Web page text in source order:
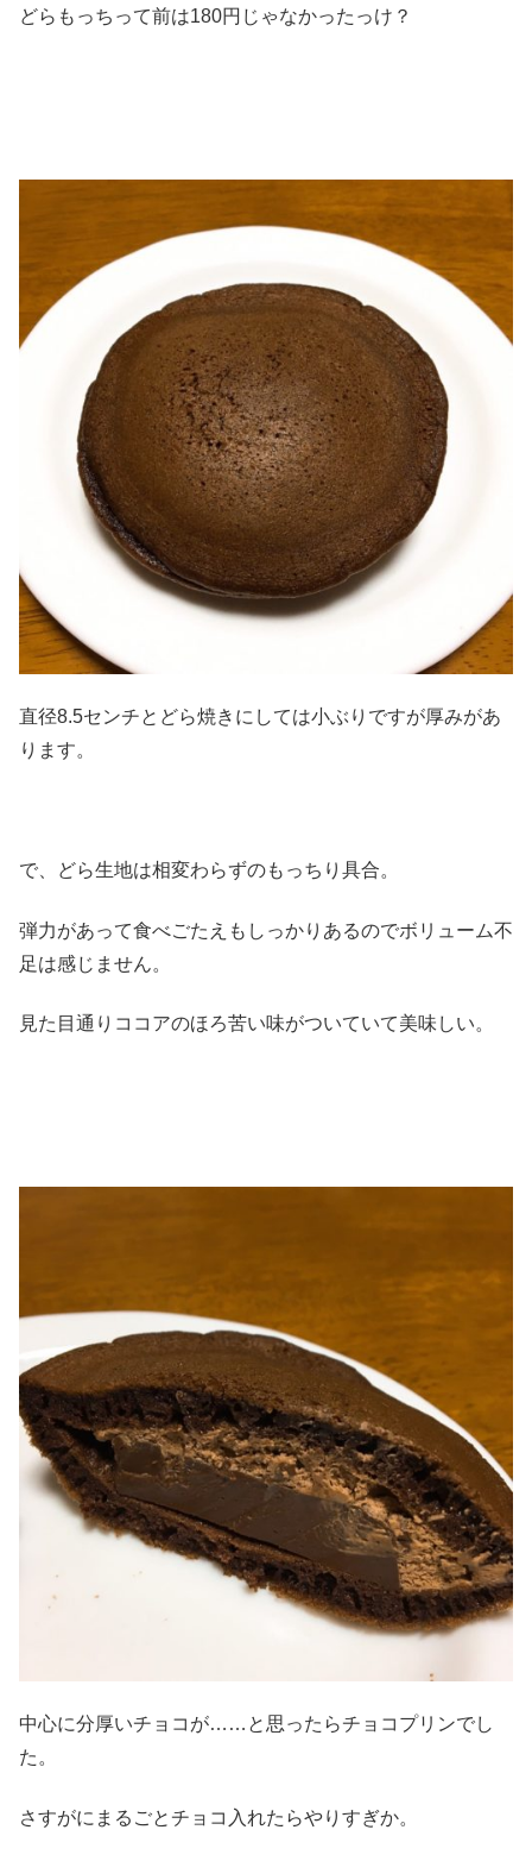
どらもっちって前は180円じゃなかったっけ？
直径8.5センチとどら焼きにしては小ぶりですが厚みがあ
ります。
で、どら生地は相変わらずのもっちり具合。
弾力があって食べごたえもしっかりあるのでボリューム不
足は感じません。
見た目通りココアのほろ苦い味がついていて美味しい。
中心に分厚いチョコが……と思ったらチョコプリンでし
た。
さすがにまるごとチョコ入れたらやりすぎか。